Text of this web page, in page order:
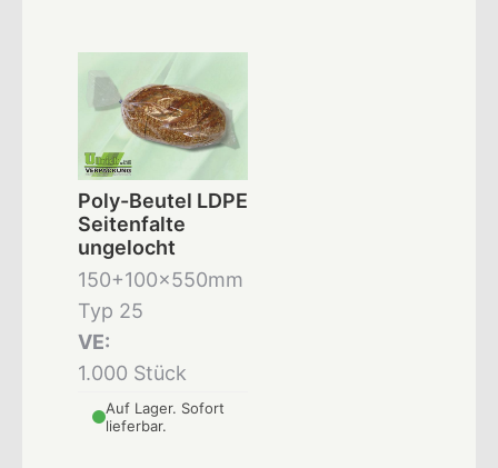
Poly-Beutel LDPE
Seitenfalte
ungelocht
150+100x550mm
Typ 25
VE:
1.000 Stück
Auf Lager. Sofort
lieferbar.